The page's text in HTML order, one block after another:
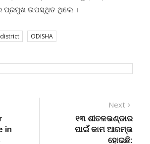
ସଂସ୍ଥା ପାରଳାଖେମୁଣ୍ଡି ଶ୍ରୀ
in
Next
୧୩ ଶୀତଳଭଣ୍ଡାର
ପାଇଁ କାମ ଆରମ୍ଭ